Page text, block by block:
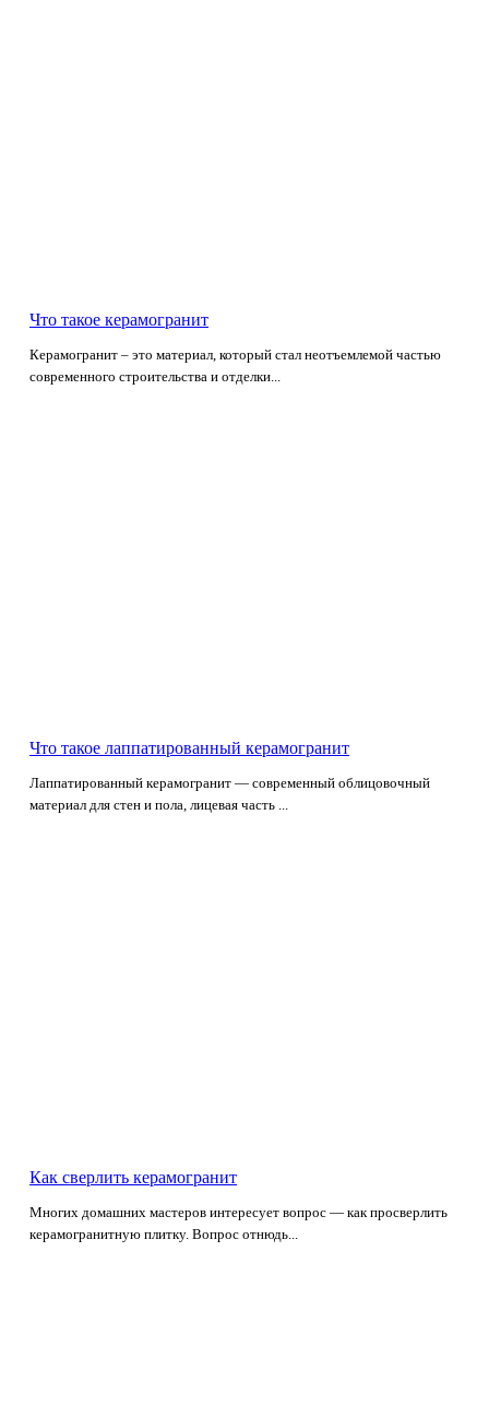
Что такое керамогранит
Керамогранит – это материал, который стал неотъемлемой частью
современного строительства и отделки...
Что такое лаппатированный керамогранит
Лаппатированный керамогранит — современный облицовочный
материал для стен и пола, лицевая часть ...
Как сверлить керамогранит
Многих домашних мастеров интересует вопрос — как просверлить
керамогранитную плитку. Вопрос отнюдь...